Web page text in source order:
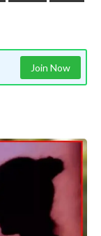
Join Now